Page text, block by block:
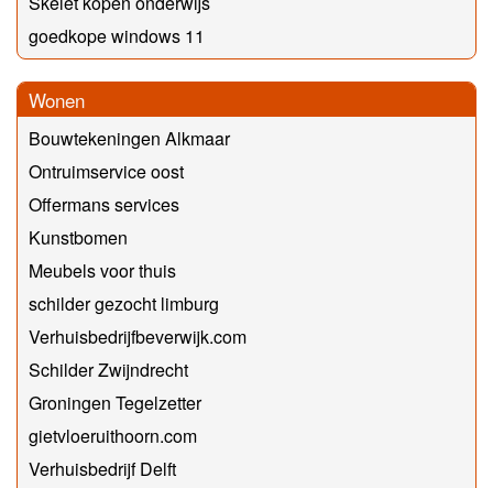
goedkope windows 11
Wonen
Bouwtekeningen Alkmaar
Ontruimservice oost
Offermans services
Kunstbomen
Meubels voor thuis
schilder gezocht limburg
Verhuisbedrijfbeverwijk.com
Schilder Zwijndrecht
Groningen Tegelzetter
gietvloeruithoorn.com
Verhuisbedrijf Delft